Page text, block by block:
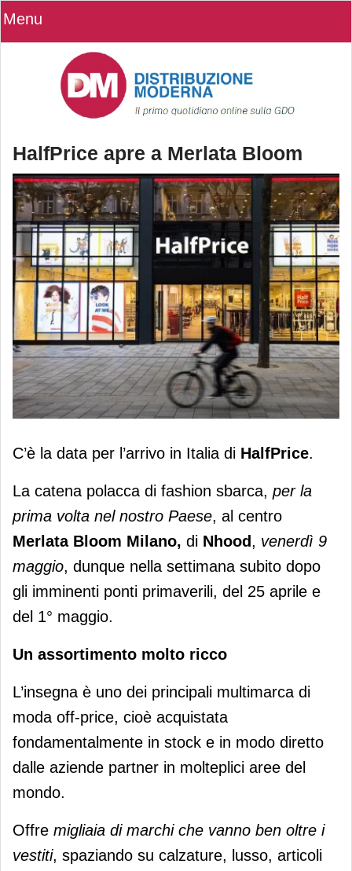
Menu
HalfPrice apre a Merlata Bloom
HalfPrice apre a Merlata Bloom
C’è la data per l’arrivo in Italia di HalfPrice.
La catena polacca di fashion sbarca, per la
prima volta nel nostro Paese, al centro
Merlata Bloom Milano, di Nhood, venerdì 9
maggio, dunque nella settimana subito dopo
gli imminenti ponti primaverili, del 25 aprile e
del 1° maggio.
Un assortimento molto ricco
L’insegna è uno dei principali multimarca di
moda off-price, cioè acquistata
fondamentalmente in stock e in modo diretto
dalle aziende partner in molteplici aree del
mondo.
Offre migliaia di marchi che vanno ben oltre i
vestiti, spaziando su calzature, lusso, articoli